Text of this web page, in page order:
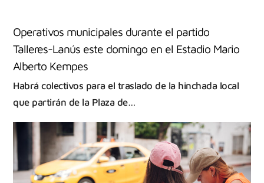
Operativos municipales durante el partido
Talleres-Lanús este domingo en el Estadio Mario
Alberto Kempes
Habrá colectivos para el traslado de la hinchada local
que partirán de la Plaza de…